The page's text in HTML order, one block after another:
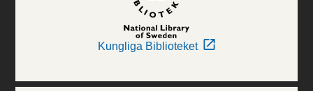
Kungliga Biblioteket